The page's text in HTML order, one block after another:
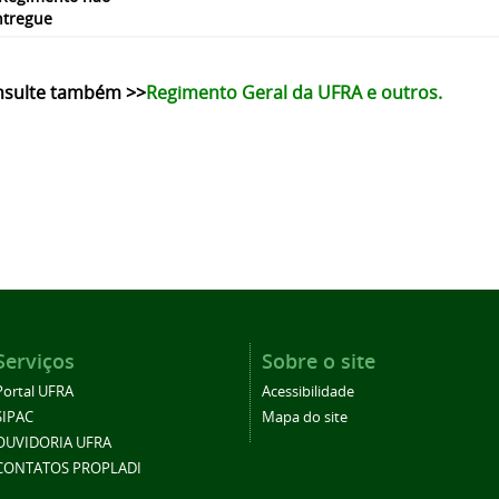
também>>Regimento Geral da UFRA e outros.
UFRA
UFRA
PROPLADI
Sobre o site
Acessibilidade
Mapa do site